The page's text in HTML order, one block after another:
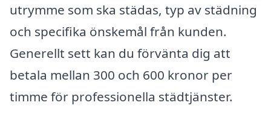
utrymme som ska städas, typ av städning
och specifika önskemål från kunden.
Generellt sett kan du förvänta dig att
betala mellan 300 och 600 kronor per
timme för professionella städtjänster.